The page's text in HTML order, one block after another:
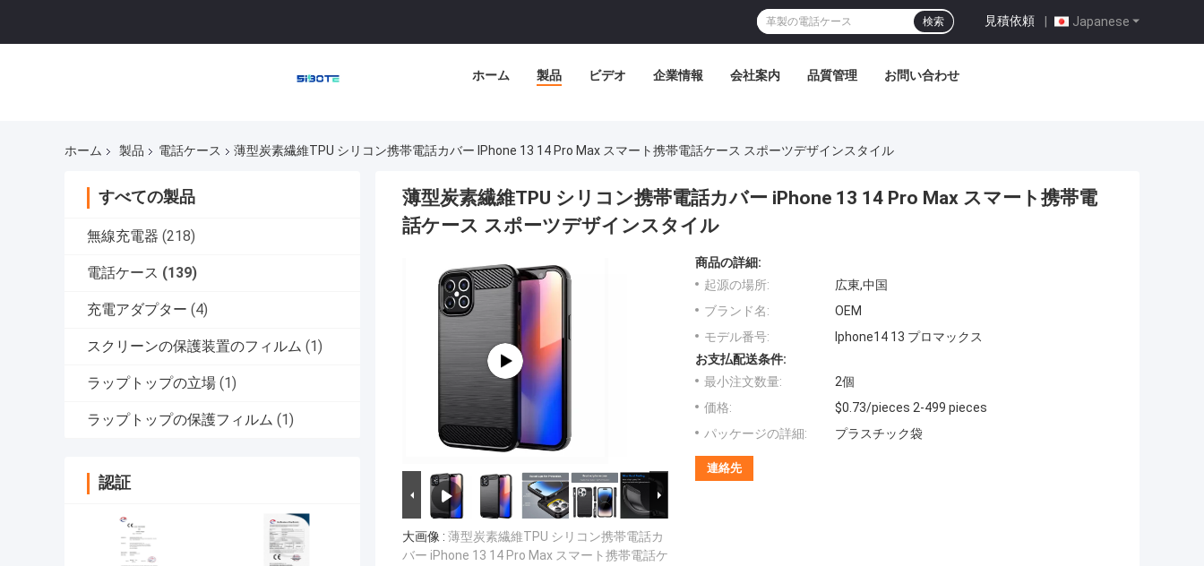
Japanese
見積依頼 |
検索
ホーム 製品 ビデオ 企業情報 会社案内 品質管理 お問い合わせ
ホーム 製品 電話ケース 薄型炭素繊維TPU シリコン携帯電話カバー IPhone 13 14 Pro Max スマート携帯電話ケース スポーツデザインスタイル
すべての製品
無線充電器 (218)
電話ケース (139)
充電アダプター (4)
スクリーンの保護装置のフィルム (1)
ラップトップの立場 (1)
ラップトップの保護フィルム (1)
認証
薄型炭素繊維TPU シリコン携帯電話カバー iPhone 13 14 Pro Max スマート携帯電
話ケース スポーツデザインスタイル
大画像 : 薄型炭素繊維TPU シリコン携帯電話カ
バー iPhone 13 14 Pro Max スマート携帯電話ケ
商品の詳細:
起源の場所:
広東,中国
ブランド名:
OEM
モデル番号:
Iphone14 13 プロマックス
お支払配送条件:
最小注文数量:
2個
価格:
$0.73/pieces 2-499 pieces
パッケージの詳細:
プラスチック袋
連絡先